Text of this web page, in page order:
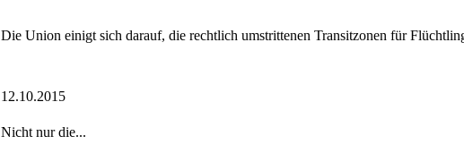
Die Union einigt sich darauf, die rechtlich umstrittenen Transitzonen für
12.10.2015
Nicht nur die...